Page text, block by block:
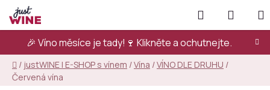
Přejít
na
obsah
🎉 Víno měsíce je tady!🍷 Klikněte a ochutnejte.
Hledat
KOŠÍK
Domů
/ justWINE | E-SHOP s vínem /Vína /VÍNO DLE DRUHU /
Červená vína